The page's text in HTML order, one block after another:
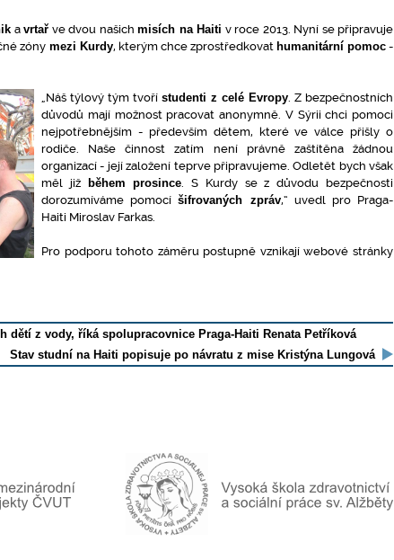
a vrtař ve dvou našich misích na Haiti v roce 2013. Nyní se připravuje
zóny mezi Kurdy, kterým chce zprostředkovat humanitární pomoc-
„Náš týlový tým tvoří studenti z celé Evropy. Z bezpečnostních
důvodů mají možnost pracovat anonymně. V Sýrii chci pomoci
nejpotřebnějším - především dětem, které ve válce přišly o
rodiče. Naše činnost zatím není právně zaštítěna žádnou
organizací - její založení teprve připravujeme. Odletět bych však
měl již
během prosince. S Kurdy se z důvodu bezpečnosti
dorozumíváme pomocíšifrovaných zpráv,“ uvedl pro Praga-
Haiti Miroslav Farkas.
Pro podporu tohoto záměru postupně vznikají webové stránky
dětí z vody, říká spolupracovnice Praga-Haiti Renata Petříková
Stav studní na Haiti popisuje po návratu z mise Kristýna Lungová